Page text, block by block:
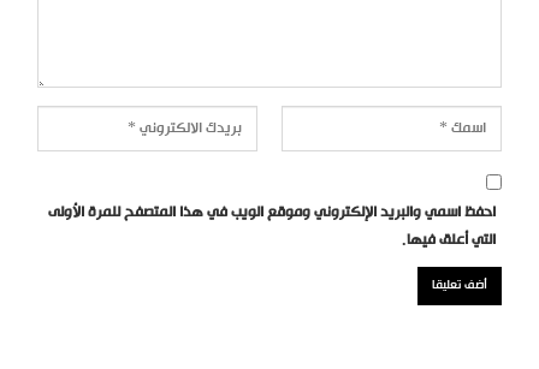
احفظ اسمي والبريد الإلكتروني وموقع الويب في هذا المتصفح للمرة الأولى
التي أعلق فيها.